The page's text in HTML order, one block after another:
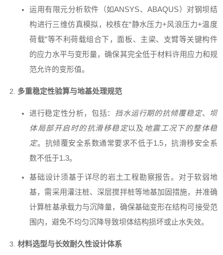
运用有限元分析软件（如ANSYS、ABAQUS）对钢坝结
构进行三维仿真模拟，校核在“静水压力+风浪压力+温度
荷载”等不利荷载组合下，面板、主梁、支臂等关键构件
的应力水平与变形量，确保其完全低于材料许用应力和规
范允许的变形值。
多重稳定性验算与地基处理规范
进行稳定性分析，包括： 挡水运行期的抗倾覆稳定、 坝
体局部开启时的抗滑移稳定以及 地震工况下的整体稳
定。抗倾覆安全系数通常要求不低于1.5，抗滑移安全系
数不低于1.3。
基础设计须基于详尽的岩土工程勘察报告。对于软弱地
基，需采用灌注桩、深层搅拌桩等地基加固措施，并准确
计算桩基承载力与沉降量，确保基础变形在结构可接受范
围内，避免不均匀沉降导致坝体结构损坏或止水失效。
材料选型与长效耐久性设计体系